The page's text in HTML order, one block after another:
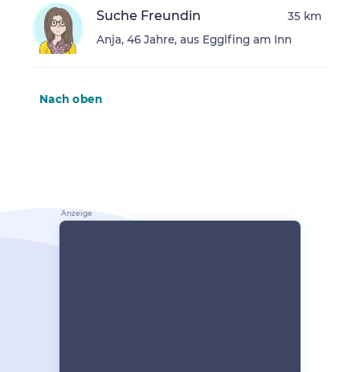
Suche Freundin
Anja, 46 Jahre, aus Egglfing am Inn
35 km
Nach oben